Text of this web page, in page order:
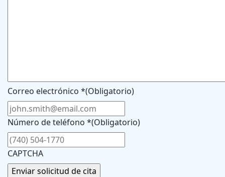
Correo electrónico *(Obligatorio)
Número de teléfono *(Obligatorio)
CAPTCHA